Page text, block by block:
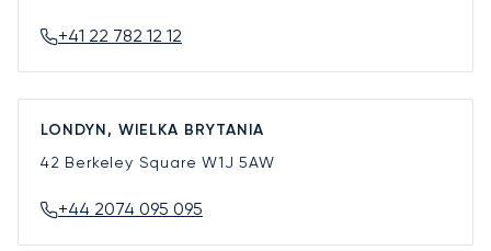
+41 22 782 12 12
LONDYN, WIELKA BRYTANIA
42 Berkeley SquareW1J 5AW
+44 2074 095 095